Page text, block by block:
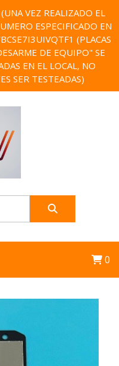
VEZ REALIZADO EL
ESPECIFICADO EN
(PLACAS
DE EQUIPO" SE
EN EL LOCAL, NO
SER TESTEADAS)
0